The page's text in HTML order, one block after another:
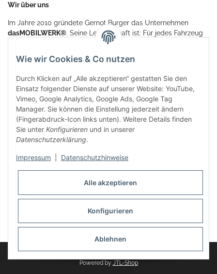
Wir über uns
Im Jahre 2010 gründete Gernot Burger das Unternehmen
dasMOBILWERK®. Seine Leidenschaft ist: Für jedes Fahrzeug
ein Car Cover anzubieten - passgenau und individuell.
weitere Produkte, wie Reifenschuhe, Hardtopständer hinzu.
sind mit hochwertigen Techniken und Materialien gefertigt.
dasMOBILWERK® ist seit der Gründung ein
Familienunternehmen, welches sich seit 2010 auf
Wachstumskurs befindet. Hier haben Sie zu den üblichen
Geschäftszeiten immer einen persönlichen Ansprechpartner,
sofern Sie Fragen rund um die Produkte von dasMOBILWERK
* Alle Preise inkl. gesetzlicher USt., zzgl.Versand
Powered by JTL-Shop
Wie wir Cookies & Co nutzen
Durch Klicken auf „Alle akzeptieren“ gestatten Sie den
Einsatz folgender Dienste auf unserer Website: YouTube,
Vimeo, Google Analytics, Google Ads, Google Tag
Manager. Sie können die Einstellung jederzeit ändern
(Fingerabdruck-Icon links unten). Weitere Details finden
Sie unter Konfigurieren und in unserer
Datenschutzerklärung.
Impressum Datenschutzhinweise
Alle akzeptieren
Konfigurieren
Ablehnen